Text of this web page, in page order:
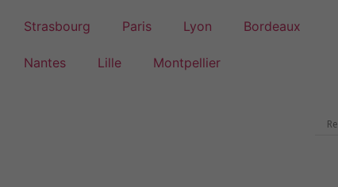
Strasbourg Paris Lyon Bordeaux
Nantes Lille Montpellier